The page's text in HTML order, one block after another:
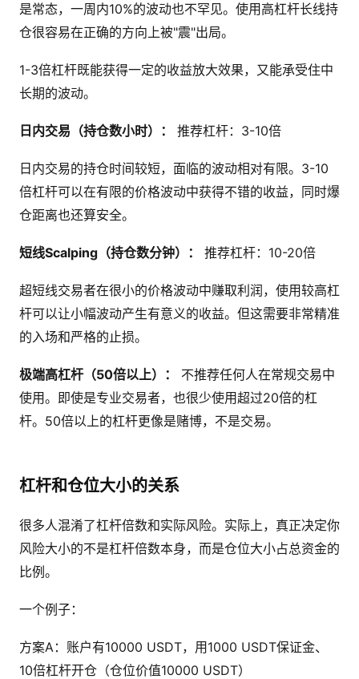
是常态，一周内10%的波动也不罕见。使用高杠杆长线持
仓很容易在正确的方向上被"震"出局。
1-3倍杠杆既能获得一定的收益放大效果，又能承受住中
长期的波动。
日内交易（持仓数小时）： 推荐杠杆：3-10倍
日内交易的持仓时间较短，面临的波动相对有限。3-10
倍杠杆可以在有限的价格波动中获得不错的收益，同时爆
仓距离也还算安全。
短线Scalping（持仓数分钟）： 推荐杠杆：10-20倍
超短线交易者在很小的价格波动中赚取利润，使用较高杠
杆可以让小幅波动产生有意义的收益。但这需要非常精准
的入场和严格的止损。
极端高杠杆（50倍以上）：
不推荐任何人在常规交易中
使用。即使是专业交易者，也很少使用超过20倍的杠
杆。50倍以上的杠杆更像是赌博，不是交易。
杠杆和仓位大小的关系
很多人混淆了杠杆倍数和实际风险。实际上，真正决定你
风险大小的不是杠杆倍数本身，而是仓位大小占总资金的
比例。
一个例子：
方案A：账户有10000 USDT，用1000 USDT保证金、
10倍杠杆开仓（仓位价值10000 USDT）